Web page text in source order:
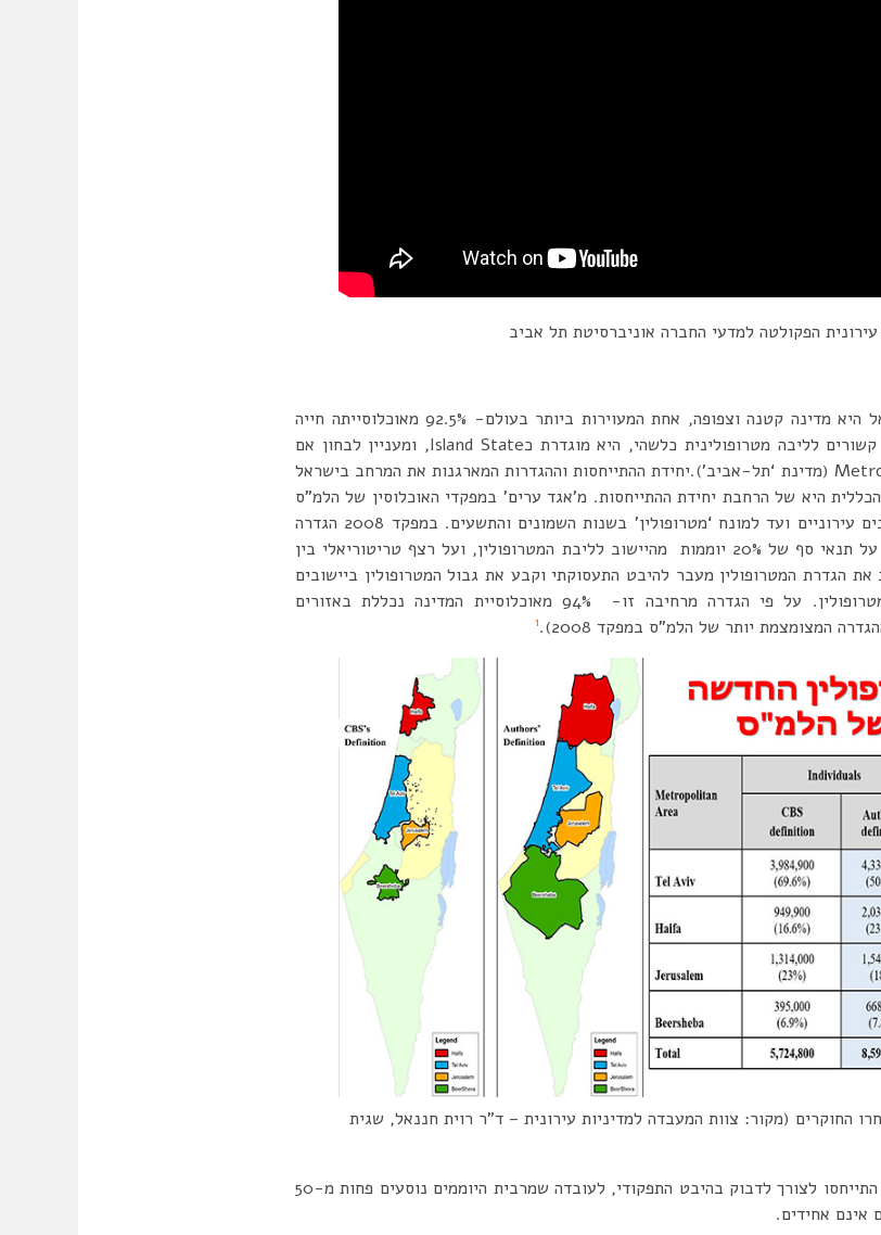
הפקולטה למדעי החברה אוניברסיטת תל אביב
המקרה הישראלי, הוא מקרה מיוחד. ישראל היא מדינה קטנה וצפופה, אחת המעוירות ביותר בעולם- 92.5% מאוכלוסייתה חייה
ביישובים עירוניים. רוב היישובים בארץ קשורים לליבה מטרופולינית כלשהי, היא מוגדרת כIsland State, ומעניין לבחון אם
היא הופכת עם השנים ל- Metropolitan State (מדינת ‘תל-אביב’).יחידת ההתייחסות וההגדרות המארגנות את המרחב בישראל
היא של הרחבת יחידת ההתייחסות. מ’אגד ערים’ במפקדי האוכלוסין של הלמ”ס
בשנות ה60-70, שהתמקד בעיקר ביישובים עירוניים ועד למונח ‘מטרופולין’ בשנות השמונים והתשעים. במפקד 2008 הגדרה
החדשה של הלמ”ס למטרופולין, התבססה על תנאי סף של 20% יוממות מהיישוב לליבת המטרופולין, ועל רצף טריטוריאלי בין
הגדרת המטרופולין מעבר להיבט התעסוקתי וקבע את גבול המטרופולין ביישובים
שמרכזם מרוחק עד 50 ק”מ ממרכז המטרופולין. על פי הגדרה מרחיבה זו- 94% מאוכלוסיית המדינה נכללת באזורים
1
החוקרים (מקור: צוות המעבדה למדיניות עירונית – ד”ר רוית חננאל, שגית
הגדרה חדשה זו עוררה מחלוקת. המגיבים התייחסו לצורך לדבוק בהיבט התפקודי, לעובדה שמרבית היוממים נוסעים פחות מ-50
אינם אחידים.